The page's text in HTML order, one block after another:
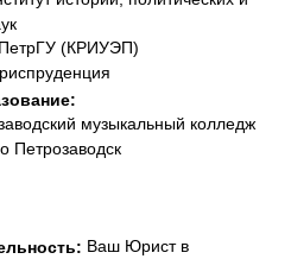
(КРИУЭП)
музыкальный колледж
Петрозаводск
Ваш Юрист в